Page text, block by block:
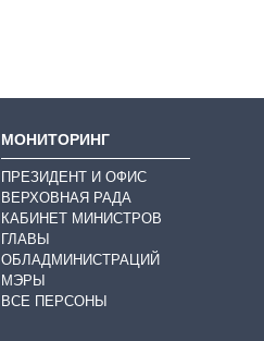
МОНИТОРИНГ
ПРЕЗИДЕНТ И ОФИС
ВЕРХОВНАЯ РАДА
КАБИНЕТ МИНИСТРОВ
ГЛАВЫ
ОБЛАДМИНИСТРАЦИЙ
МЭРЫ
ВСЕ ПЕРСОНЫ